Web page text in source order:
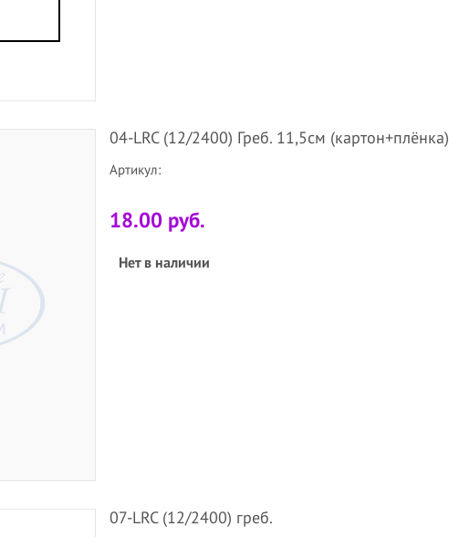
04-LRC (12/2400) Греб. 11,5см (картон+плёнка)
Артикул:
18.00 руб.
Нет в наличии
07-LRC (12/2400) греб.